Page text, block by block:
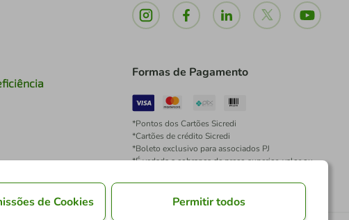
Formas de Pagamento
*Pontos dos Cartões Sicredi
*Cartões de crédito Sicredi
*Boleto exclusivo para associados PJ
*É vedada a cobrança de preço superior, valor ou
Pix à vista.
de Cookies Permitir todos